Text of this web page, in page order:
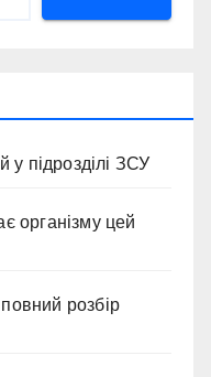
у підрозділі ЗСУ
організму цей
розбір